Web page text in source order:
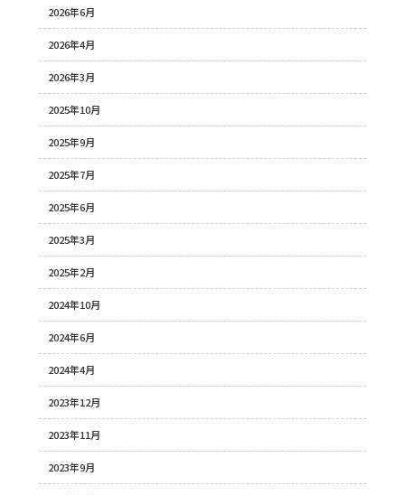
2026年6月
2026年4月
2026年3月
2025年10月
2025年9月
2025年7月
2025年6月
2025年3月
2025年2月
2024年10月
2024年6月
2024年4月
2023年12月
2023年11月
2023年9月